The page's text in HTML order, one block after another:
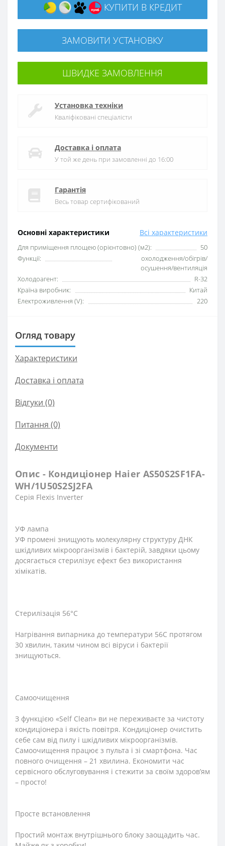
Основні характеристики Всі характеристики
Для приміщення площею (орієнтовно) (м2):
50
Функції:
охолодження/обігрів/
осушення/вентиляція
Xолодоагент:
R-32
Країна виробник:
Китай
Електроживлення (V):
220
КУПИТИ В КРЕДИТ
ЗАМОВИТИ УСТАНОВКУ
ШВИДКЕ ЗАМОВЛЕННЯ
Установка техніки
Кваліфіковані спеціалісти
Доставка і оплата
У той же день при замовленні до 16:00
Гарантія
Весь товар сертифікований
Огляд товару
Характеристики
Доставка і оплата
Відгуки (0)
Питання (0)
Документи
Опис - Кондиціонер Haier AS50S2SF1FA-
WH/1U50S2SJ2FA
Серія Flexis Inverter
УФ лампа
УФ промені знищують молекулярну структуру ДНК
шкідливих мікроорганізмів і бактерій, завдяки цьому
досягається стерилізує ефект без використання
хімікатів.
Стерилізація 56°С
Нагрівання випарника до температури 56С протягом
30 хвилин, таким чином всі віруси і бактерії
знищуються.
Самоочищення
З функцією «Self Clean» ви не переживаєте за чистоту
кондиціонера і якість повітря. Кондиціонер очистить
себе сам від пилу і шкідливих мікроорганізмів.
Самоочищення працює з пульта і зі смартфона. Час
повного очищення – 21 хвилина. Економити час
сервісного обслуговування і стежити за своїм здоров’ям
– просто!
Просте встановлення
Простий монтаж внутрішнього блоку заощадить час.